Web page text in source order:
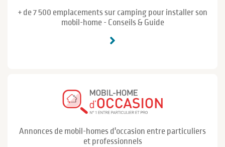
+ de 7 500 emplacements sur camping pour installer son
mobil-home - Conseils & Guide
Annonces de mobil-homes d'occasion entre particuliers
et professionnels